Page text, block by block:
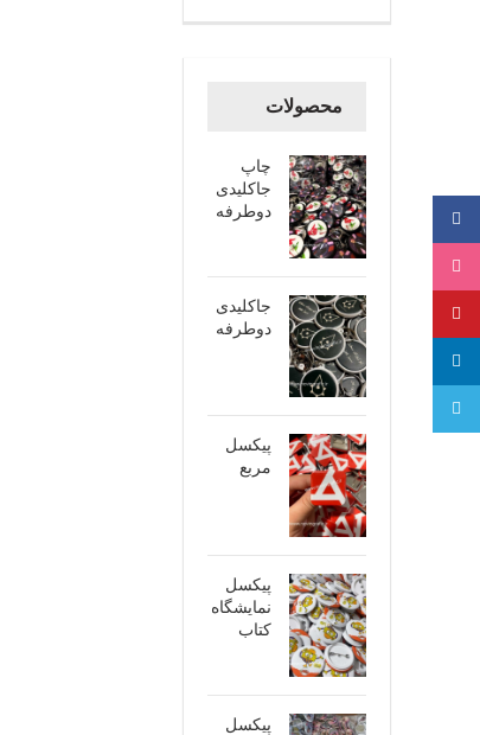
محصولات
چاپ
جاکلیدی
دوطرفه
جاکلیدی
دوطرفه
پیکسل
مربع
پیکسل
نمایشگاه
کتاب
پیکسل
فیسبوک
اینستاگرام
پینترست
لینکدین
تلگرام